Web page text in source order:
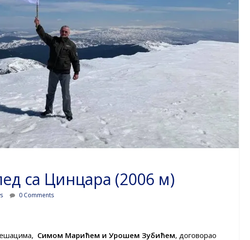
са Цинцара (2006 м)
0 Comments
Симом Марићем и Урошем Зубићем, договорао